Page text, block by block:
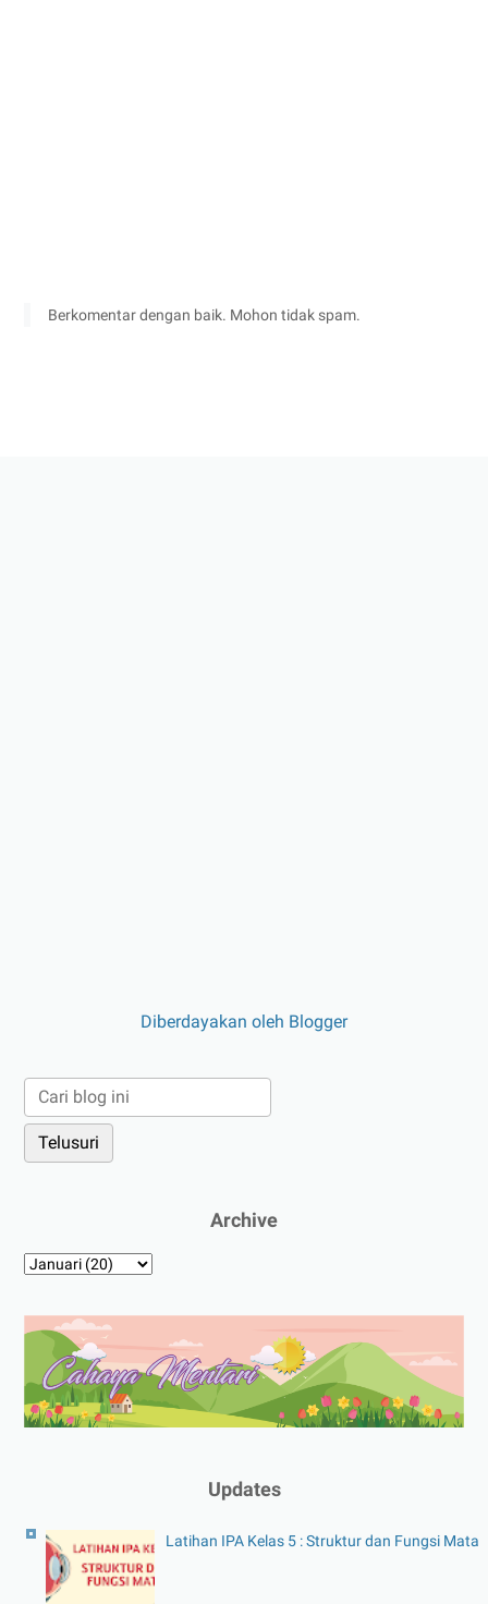
Berkomentar dengan baik. Mohon tidak spam.
Diberdayakan oleh Blogger
Archive
Updates
Latihan IPA Kelas 5 : Struktur dan Fungsi Mata